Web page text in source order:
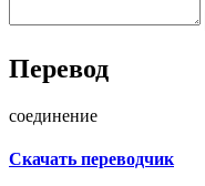
Перевод
соединение
Скачать переводчик